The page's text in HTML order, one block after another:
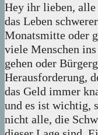
Hey ihr lieben, alle
das Leben
Monatsmitte oder
viele Menschen
gehen oder
Herausforderung,
das Geld immer
und es ist wichtig,
nicht alle, die